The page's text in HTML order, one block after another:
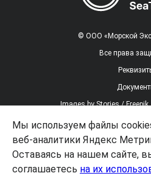
© ООО «Морской
Все права
Images byStories / Freepik
Заказать
Мы используем файлы
веб-аналитики Яндекс
Оставаясь на нашем сайте,
соглашаетесь на их